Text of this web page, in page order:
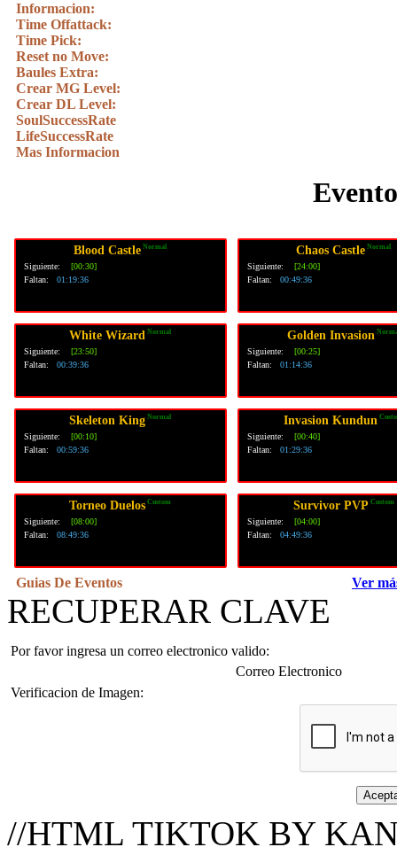
Informacion:
Time Offattack:
Time Pick:
Reset no Move:
Baules Extra:
Crear MG Level:
Crear DL Level:
SoulSuccessRate
LifeSuccessRate
Mas Informacion
Blood Castle Normal
Siguiente:
[00:30]
Faltan: 01:19:36
Chaos Castle Normal
Siguiente:
[24:00]
Faltan: 00:49:36
White Wizard Normal
Siguiente:
[23:50]
Faltan: 00:39:36
Golden Invasion
Siguiente:
[00:25]
Faltan: 01:14:36
Skeleton King Normal
Siguiente:
[00:10]
Faltan: 00:59:36
Invasion Kundun
Siguiente:
[00:40]
Faltan: 01:29:36
Torneo Duelos Custom
Siguiente:
[08:00]
Faltan: 08:49:36
Survivor PVP Custom
Siguiente:
[04:00]
Faltan: 04:49:36
Guias De Eventos Ver
RECUPERAR CLAVE
Por favor ingresa un correo electronico valido:
Correo Electronico
Verificacion de Imagen:
//HTML TIKTOK BY